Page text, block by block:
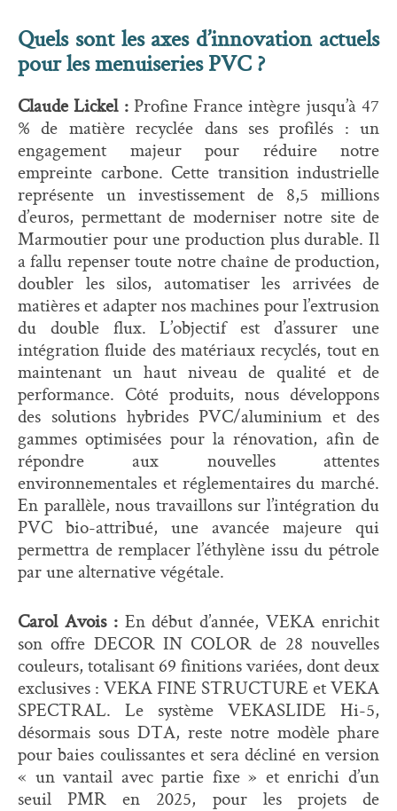
Quels sont les axes d’innovation actuels
pour les menuiseries PVC ?
Claude Lickel :Profine France intègre jusqu’à 47
% de matière recyclée dans ses profilés : un
engagement majeur pour réduire notre
empreinte carbone. Cette transition industrielle
représente un investissement de 8,5 millions
d’euros, permettant de moderniser notre site de
Marmoutier pour une production plus durable. Il
a fallu repenser toute notre chaîne de production,
doubler les silos, automatiser les arrivées de
matières et adapter nos machines pour l’extrusion
du double flux. L’objectif est d’assurer une
intégration fluide des matériaux recyclés, tout en
maintenant un haut niveau de qualité et de
performance. Côté produits, nous développons
des solutions hybrides PVC/aluminium et des
gammes optimisées pour la rénovation, afin de
répondre aux nouvelles attentes
environnementales et réglementaires du marché.
En parallèle, nous travaillons sur l’intégration du
PVC bio-attribué, une avancée majeure qui
permettra de remplacer l’éthylène issu du pétrole
par une alternative végétale.
Carol Avois :En début d’année, VEKA enrichit
son offre DECOR IN COLOR de 28 nouvelles
couleurs, totalisant 69 finitions variées, dont deux
exclusives : VEKA FINE STRUCTURE et VEKA
SPECTRAL. Le système VEKASLIDE Hi-5,
désormais sous DTA, reste notre modèle phare
pour baies coulissantes et sera décliné en version
« un vantail avec partie fixe » et enrichi d’un
seuil PMR en 2025, pour les projets de